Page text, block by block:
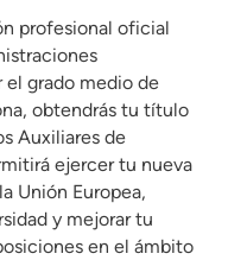
profesional oficial
el grado medio de
obtendrás tu título
Auxiliares de
ejercer tu nueva
Unión Europea,
y mejorar tu
en el ámbito